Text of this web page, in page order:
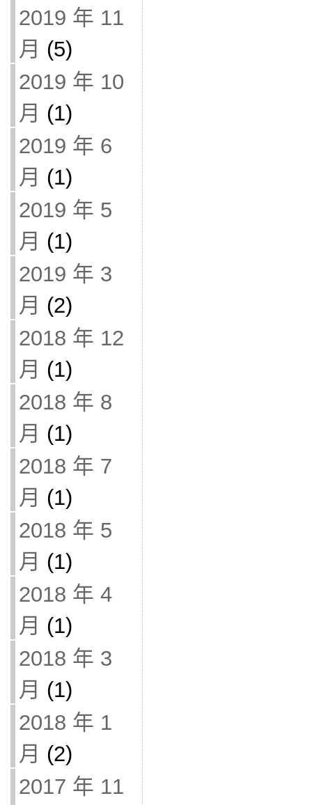
2019 年 11
月 (5)
2019 年 10
月 (1)
2019 年 6
月 (1)
2019 年 5
月 (1)
2019 年 3
月 (2)
2018 年 12
月 (1)
2018 年 8
月 (1)
2018 年 7
月 (1)
2018 年 5
月 (1)
2018 年 4
月 (1)
2018 年 3
月 (1)
2018 年 1
月 (2)
2017 年 11